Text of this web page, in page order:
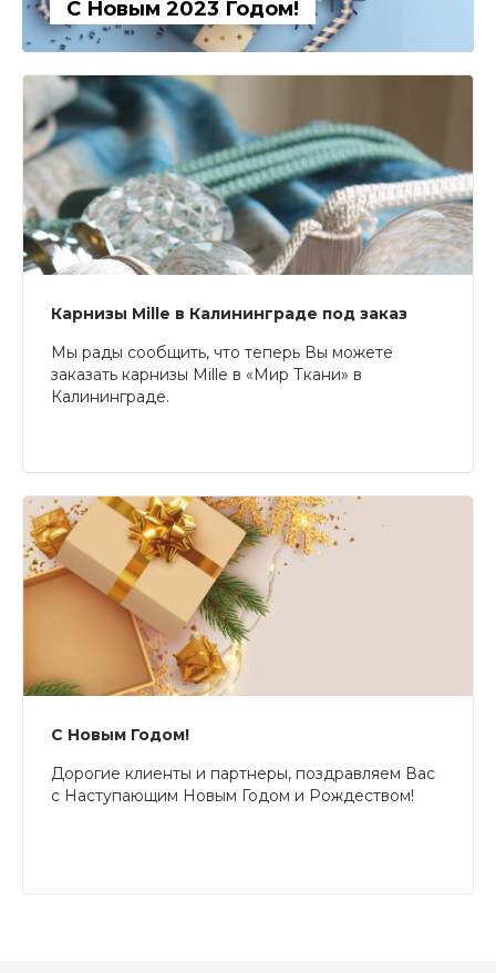
С Новым 2023 Годом!
Карнизы Mille в Калининграде под заказ
Мы рады сообщить, что теперь Вы можете
заказать карнизы Mille в «Мир Ткани» в
Калининграде.
С Новым Годом!
Дорогие клиенты и партнеры, поздравляем Вас
с Наступающим Новым Годом и Рождеством!